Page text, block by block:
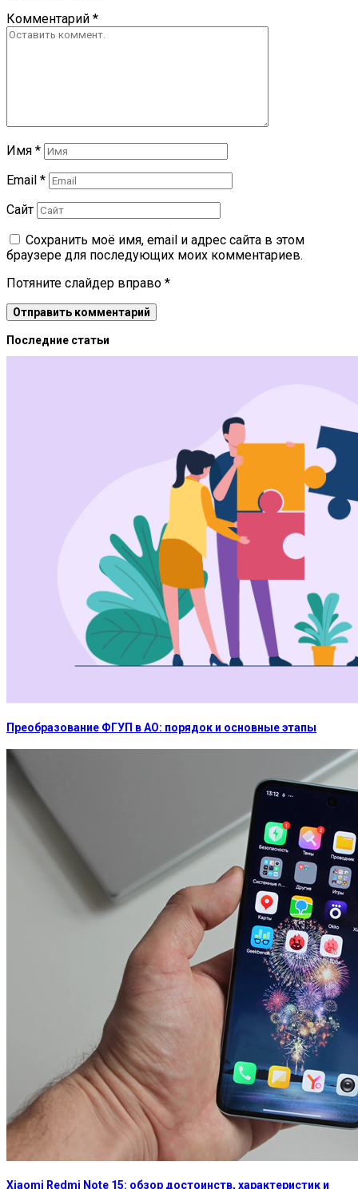
Комментарий *
Имя *
Email *
Сайт
Сохранить моё имя, email и адрес сайта в этом
браузере для последующих моих комментариев.
Потяните слайдер вправо *
Последние статьи
Преобразование ФГУП в АО: порядок и основные этапы
Xiaomi Redmi Note 15: обзор достоинств, характеристик и